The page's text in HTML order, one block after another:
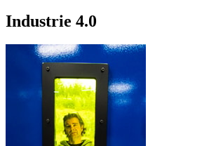
Industrie 4.0